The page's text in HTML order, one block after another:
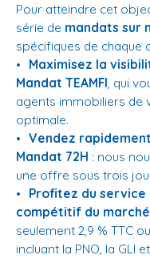
Pour atteindre cet
série de mandats sur
spécifiques de chaque
Maximisez la
Mandat TEAMFI, qui
agents immobiliers de
optimale.
Vendez
Mandat 72H : nous
une offre sous trois
Profitez du
compétitif du marché
seulement 2,9 % TTC
incluant la PNO, la GLI